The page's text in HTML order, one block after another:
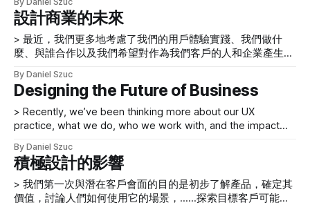
做什么、与谁合作以及我们希望对作为我们客户的人和企业产
生的影响。这种反思始于我们进入2013 年新年时与我们的朋
友和STBY 同事Bas 和Geke 在成都参观熊猫的旅行。当我们
在Next Bank Asia Hong Kong
[http://www.kryshiggins.com/global-design-research-
sketchnotes-from-uxlx/] ”研讨会时，它继续进行。在UX
论和了解当今UX 专业人士面临的障碍和机遇。 我们还邀请了
来自不同工作角色和领域背景的人们加入我们在香港的工作
室，以更好地了解人们在当今商业中面临的障碍，
設計商業的未來
> 最近，我們更多地考慮了我們的用戶體驗實踐、我們做什
麼、與誰合作以及我們希望對作為我們客戶的人和企業產生的
做什麼、與誰合作以及我們希望對作為我們客戶的人和企業產
生的影響。這種反思始於我們進入 2013 年新年時與我們的朋
友和 STBY 同事 Bas 和 Geke 在成都參觀熊貓的旅行。當我們
在Next Bank Asia Hong Kong
[http://www.kryshiggins.com/global-design-research-
sketchnotes-from-uxlx/] ”研討會時，它繼續進行。在UX
Lisbon 2013 上 [http://www.ux-lx.com/
By Daniel Szuc
Designing the Future of Business
> Recently, we’ve been thinking more about our UX
practice, what we do, who we work with, and the impact
are our clients. Recently, we’ve been thinking more about
our UX practice, what we do, who we
By Daniel Szuc
積極設計的影響
> 我們第一次與潛在客戶會面的目的是初步了解產品，確定其
價值，討論人們如何使用它的場景，……探索目標客戶可能是